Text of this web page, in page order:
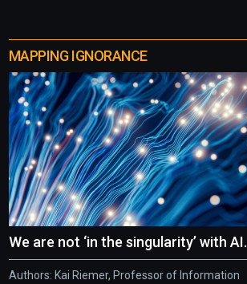
MAPPING IGNORANCE
We are not ‘in the singularity’ with AI.
Authors: Kai Riemer, Professor of Information